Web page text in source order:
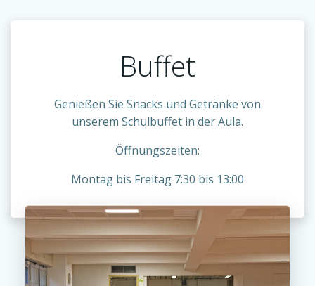
Buffet
Genießen Sie Snacks und Getränke von
unserem Schulbuffet in der Aula.
Öffnungszeiten:
Montag bis Freitag 7:30 bis 13:00